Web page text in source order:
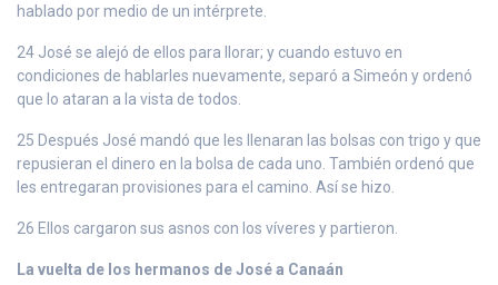
hablado por medio de un intérprete.
24 José se alejó de ellos para llorar; y cuando estuvo en
condiciones de hablarles nuevamente, separó a Simeón y ordenó
que lo ataran a la vista de todos.
25 Después José mandó que les llenaran las bolsas con trigo y que
repusieran el dinero en la bolsa de cada uno. También ordenó que
les entregaran provisiones para el camino. Así se hizo.
26 Ellos cargaron sus asnos con los víveres y partieron.
La vuelta de los hermanos de José a Canaán